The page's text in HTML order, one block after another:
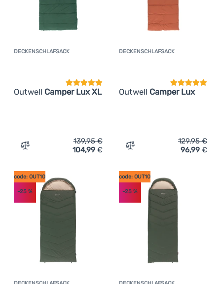
DECKENSCHLAFSACK
Outwell Camper Lux XL
Kundenbewertung
Zum Vergleich 'Deckenschlafsack Outwell Camper Lux
139,95€
104,99 €
DECKENSCHLAFSACK
Outwell Camper Lux
Zum Vergleich
129,95€
96,99 €
code: OUT10
-25 %
code: OUT10
-25%